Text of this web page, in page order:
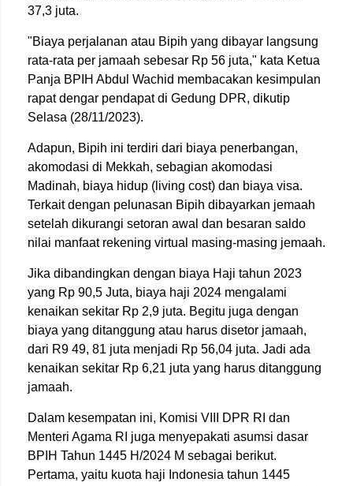
37,3 juta.
"Biaya perjalanan atau Bipih yang dibayar langsung
rata-rata per jamaah sebesar Rp 56 juta," kata Ketua
Panja BPIH Abdul Wachid membacakan kesimpulan
rapat dengar pendapat di Gedung DPR, dikutip
Selasa (28/11/2023).
Adapun, Bipih ini terdiri dari biaya penerbangan,
akomodasi di Mekkah, sebagian akomodasi
Madinah, biaya hidup (living cost) dan biaya visa.
Terkait dengan pelunasan Bipih dibayarkan jemaah
setelah dikurangi setoran awal dan besaran saldo
nilai manfaat rekening virtual masing-masing jemaah.
Jika dibandingkan dengan biaya Haji tahun 2023
yang Rp 90,5 Juta, biaya haji 2024 mengalami
kenaikan sekitar Rp 2,9 juta. Begitu juga dengan
biaya yang ditanggung atau harus disetor jamaah,
dari R9 49, 81 juta menjadi Rp 56,04 juta. Jadi ada
kenaikan sekitar Rp 6,21 juta yang harus ditanggung
jamaah.
Dalam kesempatan ini, Komisi VIII DPR RI dan
Menteri Agama RI juga menyepakati asumsi dasar
BPIH Tahun 1445 H/2024 M sebagai berikut.
Pertama, yaitu kuota haji Indonesia tahun 1445